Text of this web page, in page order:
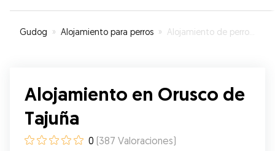
Gudog » Alojamiento para perros » Alojamiento de perros en Orusco de Tajuña
Alojamiento en Orusco de
Tajuña
0 (387 Valoraciones)